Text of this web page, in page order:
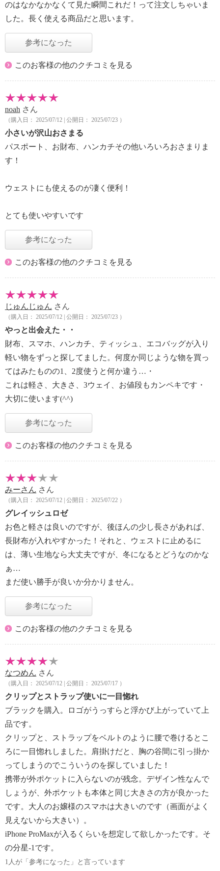
のはなかなかなくて見た瞬間これだ！って注文しちゃいま
した。長く使える商品だと思います。
参考になった
このお客様の他のクチコミを見る
noah さん
（購入日： 2025/07/12 | 公開日： 2025/07/23 ）
小さいが沢山おさまる
パスポート、お財布、ハンカチその他いろいろおさまりま
す！
ウェストにも使えるのが凄く便利！
とても使いやすいです
参考になった
このお客様の他のクチコミを見る
じゅんじゅん さん
（購入日： 2025/07/12 | 公開日： 2025/07/23 ）
やっと出会えた・・
財布、スマホ、ハンカチ、ティッシュ、エコバッグが入り
軽い物をずっと探してました。何度か同じような物を買っ
てはみたものの1、2度使うと何か違う…・
これは軽さ、大きさ、3ウェイ、お値段もカンペキです・
大切に使います(^^)
参考になった
このお客様の他のクチコミを見る
みーさん さん
（購入日： 2025/07/12 | 公開日： 2025/07/22 ）
グレイッシュロゼ
お色と軽さは良いのですが、後ほんの少し長さがあれば、
長財布が入れやすかった！それと、ウェストに止めるに
は、薄い生地なら大丈夫ですが、冬になるとどうなのかな
ぁ…
まだ使い勝手が良いか分かりません。
参考になった
このお客様の他のクチコミを見る
なつめん さん
（購入日： 2025/07/12 | 公開日： 2025/07/17 ）
クリップとストラップ使いに一目惚れ
ブラックを購入。ロゴがうっすらと浮かび上がっていて上
品です。
クリップと、ストラップをベルトのように腰で巻けるとこ
ろに一目惚れしました。肩掛けだと、胸の谷間に引っ掛か
ってしまうのでこういうのを探していました！
携帯が外ポケットに入らないのが残念。デザイン性なんで
しょうが、外ポケットも本体と同じ大きさの方が良かった
です。大人のお嬢様のスマホは大きいのです（画面がよく
見えないから大きい）。
iPhone ProMaxが入るくらいを想定して欲しかったです。そ
の分星-1です。
1人が「参考になった」と言っています